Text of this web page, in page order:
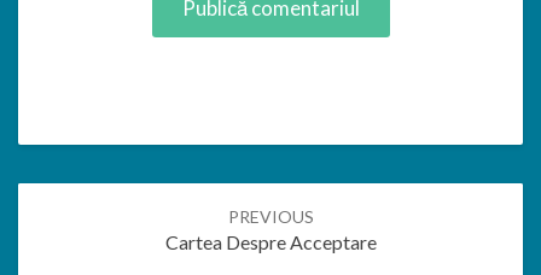
PREVIOUS
Cartea Despre Acceptare